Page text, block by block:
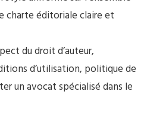
charte éditoriale claire et
du droit d’auteur,
d’utilisation, politique de
un avocat spécialisé dans le